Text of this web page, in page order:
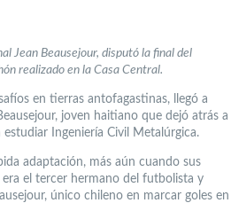
Jean Beausejour, disputó la final del
realizado en la Casa Central.
en tierras antofagastinas, llegó a
joven haitiano que dejó atrás a
Ingeniería Civil Metalúrgica.
adaptación, más aún cuando sus
el tercer hermano del futbolista y
único chileno en marcar goles en